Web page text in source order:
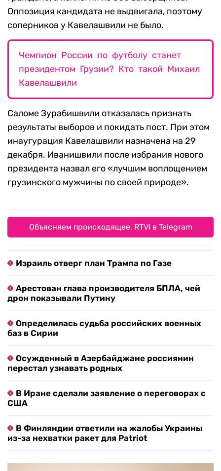
Оппозиция кандидата не выдвигала, поэтому
соперников у Кавелашвили не было.
Чемпион России по футболу станет
президентом Грузии? Кто такой Михаил
Кавелашвили
Саломе Зурабишвили отказалась признать
результаты выборов и покидать пост. При этом
инаугурация Кавелашвили назначена на 29
декабря. Иванишвили после избрания нового
президента назвал его «лучшим воплощением
грузинского мужчины по своей природе».
Объясняем происходящее. RTVI в Telegram
Израиль отверг план Трампа по Газе
Арестован глава производителя БПЛА, чей
дрон показывали Путину
Определилась судьба российских военных
баз в Сирии
Осужденный в Азербайджане россиянин
перестал узнавать родных
В Иране сделали заявление о переговорах с
США
В Финляндии ответили на жалобы Украины
из-за нехватки ракет для Patriot